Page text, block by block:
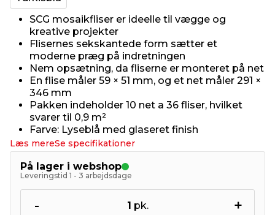
SCG mosaikfliser er ideelle til vægge og
kreative projekter
Flisernes sekskantede form sætter et
moderne præg på indretningen
Nem opsætning, da fliserne er monteret på net
En flise måler 59 × 51 mm, og et net måler 291 ×
346 mm
Pakken indeholder 10 net a 36 fliser, hvilket
svarer til 0,9 m²
Farve: Lyseblå med glaseret finish
Læs mereSe specifikationer
På lager i webshop
Leveringstid 1 - 3 arbejdsdage
- 1 pk. +